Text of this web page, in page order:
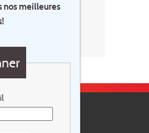
nos meilleures